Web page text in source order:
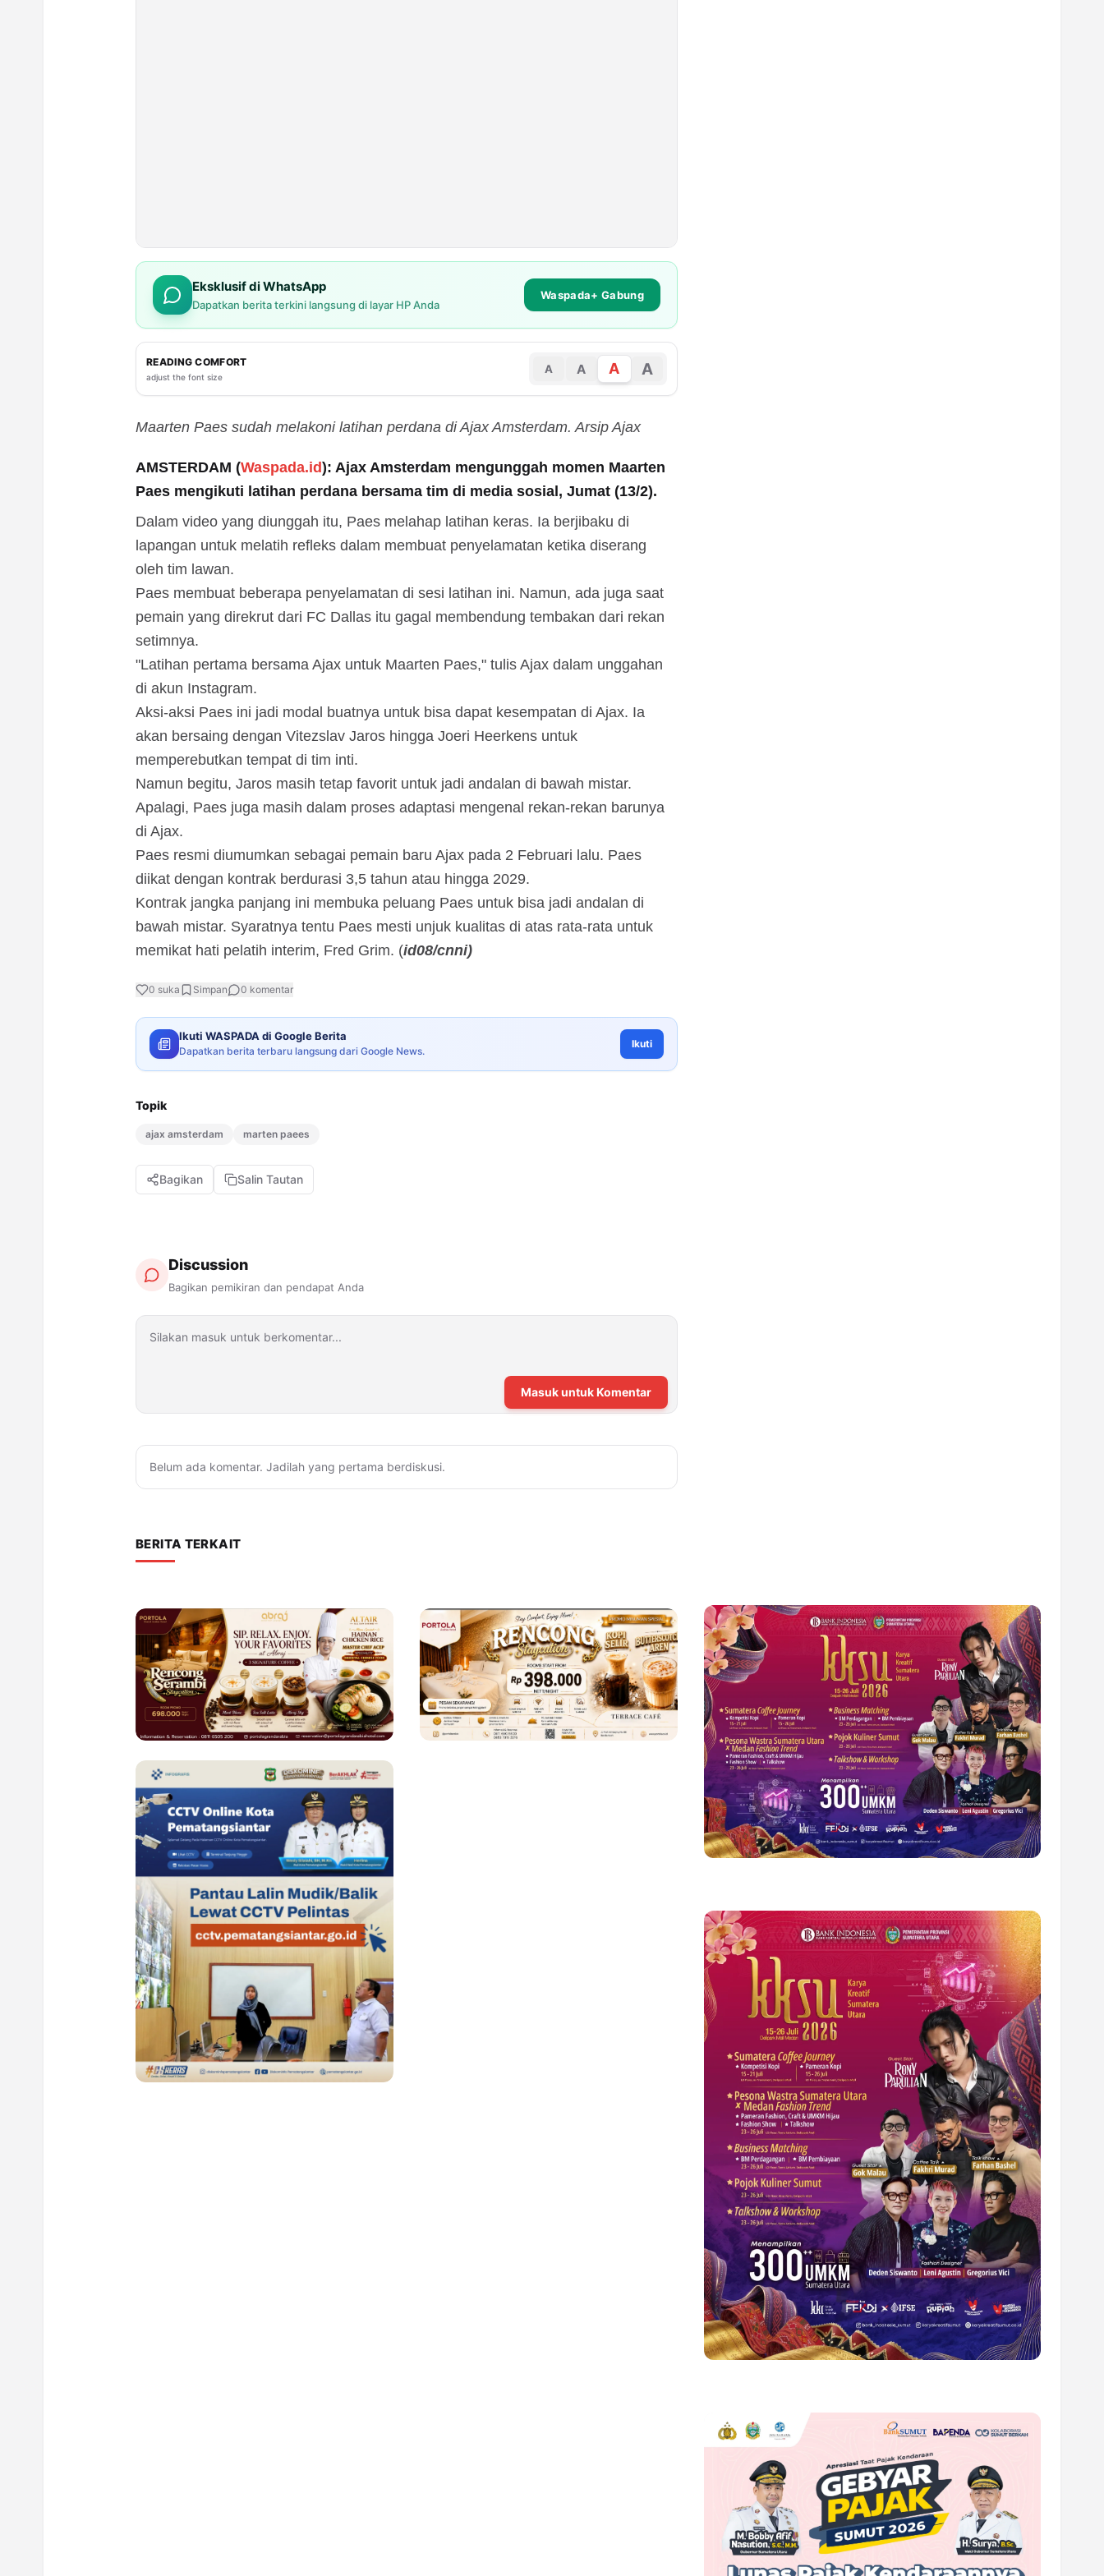
Eksklusif di WhatsApp
Dapatkan berita terkini langsung di layar HP Anda
Waspada+ Gabung
READING COMFORT
adjust the font size
A A A A
Maarten Paes sudah melakoni latihan perdana di Ajax Amsterdam. Arsip Ajax
AMSTERDAM (Waspada.id): Ajax Amsterdam mengunggah momen Maarten
Paes mengikuti latihan perdana bersama tim di media sosial, Jumat (13/2).
Dalam video yang diunggah itu, Paes melahap latihan keras. Ia berjibaku di
lapangan untuk melatih refleks dalam membuat penyelamatan ketika diserang
oleh tim lawan.
Paes membuat beberapa penyelamatan di sesi latihan ini. Namun, ada juga saat
pemain yang direkrut dari FC Dallas itu gagal membendung tembakan dari rekan
setimnya.
"Latihan pertama bersama Ajax untuk Maarten Paes," tulis Ajax dalam unggahan
di akun Instagram.
Aksi-aksi Paes ini jadi modal buatnya untuk bisa dapat kesempatan di Ajax. Ia
akan bersaing dengan Vitezslav Jaros hingga Joeri Heerkens untuk
memperebutkan tempat di tim inti.
Namun begitu, Jaros masih tetap favorit untuk jadi andalan di bawah mistar.
Apalagi, Paes juga masih dalam proses adaptasi mengenal rekan-rekan barunya
di Ajax.
Paes resmi diumumkan sebagai pemain baru Ajax pada 2 Februari lalu. Paes
diikat dengan kontrak berdurasi 3,5 tahun atau hingga 2029.
Kontrak jangka panjang ini membuka peluang Paes untuk bisa jadi andalan di
bawah mistar. Syaratnya tentu Paes mesti unjuk kualitas di atas rata-rata untuk
memikat hati pelatih interim, Fred Grim. (id08/cnni)
0 suka Simpan 0 komentar
Ikuti WASPADA di Google Berita
Dapatkan berita terbaru langsung dari Google News.
Ikuti
Topik
ajax amsterdam marten paees
Bagikan Salin Tautan
Discussion
Bagikan pemikiran dan pendapat Anda
Masuk untuk Komentar
Belum ada komentar. Jadilah yang pertama berdiskusi.
BERITA TERKAIT